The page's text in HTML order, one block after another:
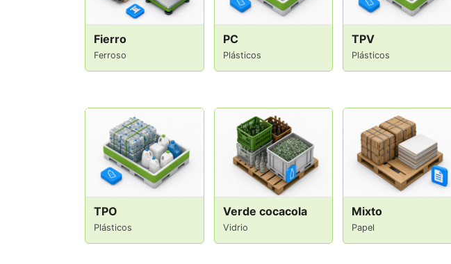
Fierro
Ferroso
PC
Plásticos
TPV
Plásticos
TPO
Plásticos
Verde cocacola
Vidrio
Mixto
Papel